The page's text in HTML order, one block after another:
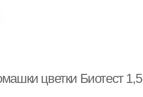
цветки Биотест 1,5